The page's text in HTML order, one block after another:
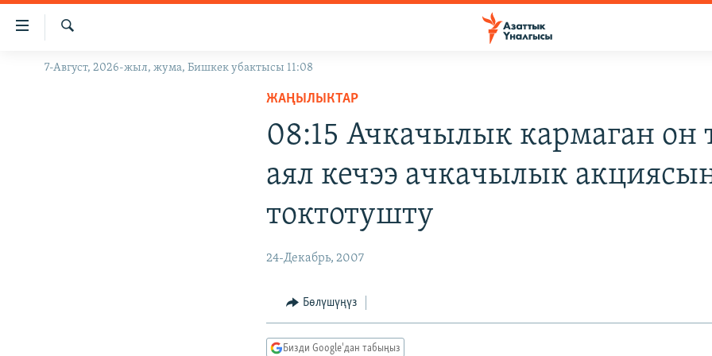
Линктер
Мазмунга
Навигацияга
ЖАҢЫЛЫКТАР
Издөө
7-Август, 2026-жыл, жума, Бишкек убактысы 11:08
ЖАҢЫЛЫКТАР
08:15 Ачкачылык кармаган он
аял кечээ ачкачылык
токтотушту
24-Декабрь, 2007
Бөлүшүңүз
Бизди Google'дан табыңыз